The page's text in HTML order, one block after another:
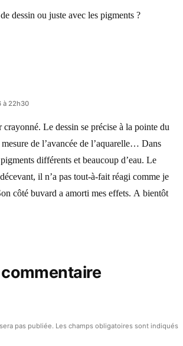
dessin ou juste avec les pigments ?
à 22h30
crayonné. Le dessin se précise à la pointe du
de l’avancée de l’aquarelle… Dans
différents et beaucoup d’eau. Le
il n’a pas tout-à-fait réagi comme je
côté buvard a amorti mes effets. A bientôt
pas publiée. Les champs obligatoires sont indiqués